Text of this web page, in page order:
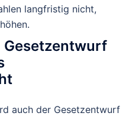
langfristig nicht,
Gesetzentwurf
auch der Gesetzentwurf